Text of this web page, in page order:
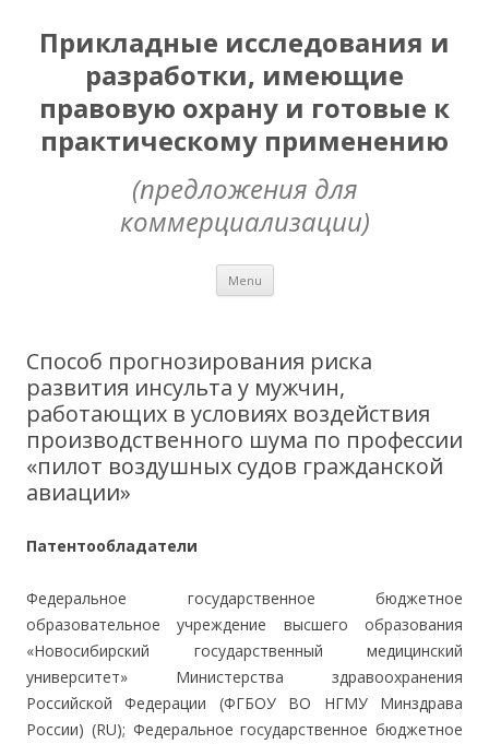
Прикладные исследования и
разработки, имеющие
правовую охрану и готовые к
практическому применению
(предложения для
коммерциализации)
Menu Skip
content
Способ прогнозирования риска
развития инсульта у мужчин,
работающих в условиях воздействия
производственного шума по профессии
«пилот воздушных судов гражданской
авиации»
Патентообладатели
Федеральное государственное бюджетное
образовательное учреждение высшего образования
«Новосибирский государственный медицинский
университет» Министерства здравоохранения
Российской Федерации (ФГБОУ ВО НГМУ Минздрава
России) (RU); Федеральное государственное бюджетное